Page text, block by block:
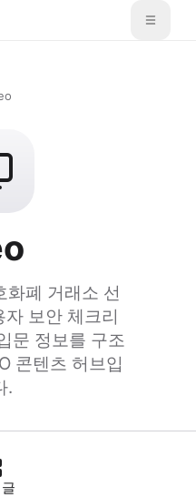
화폐 거래소 선
보안 체크리
문 정보를 구조
콘텐츠 허브입
.